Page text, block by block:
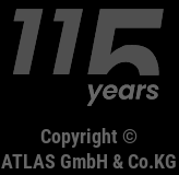
Copyright ©
ATLAS GmbH & Co.KG